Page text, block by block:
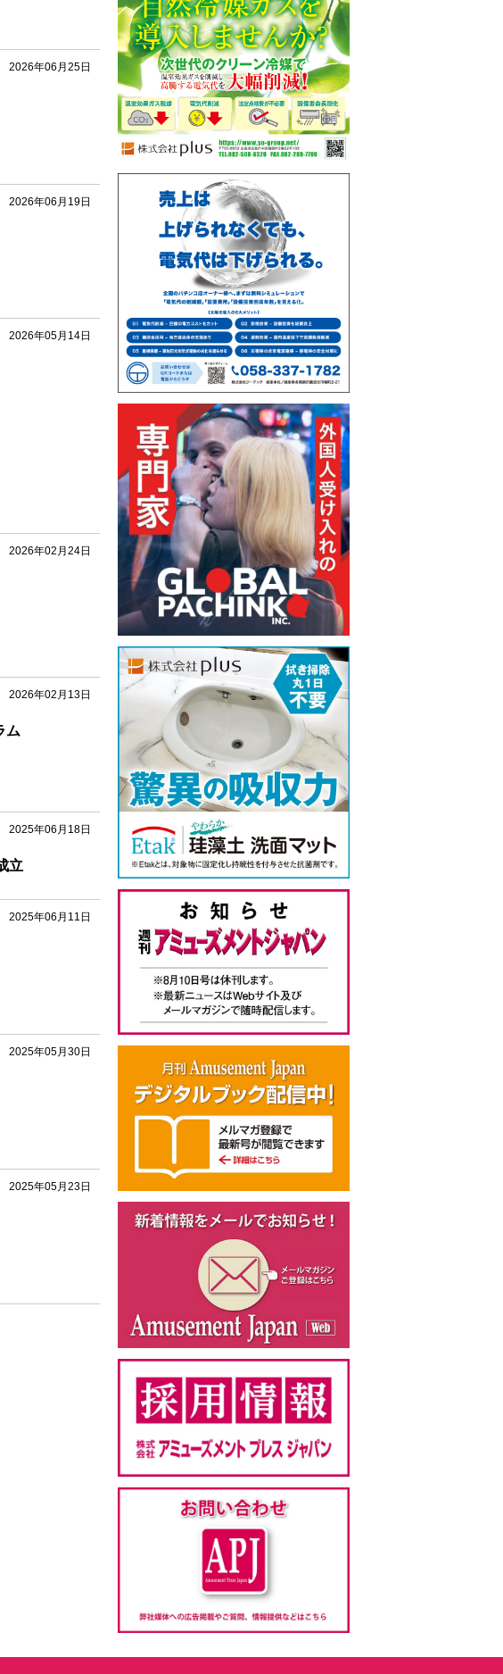
2026年06月25日
2026年06月19日
2026年05月14日
2026年02月24日
2026年02月13日
ム
2025年06月18日
立
2025年06月11日
2025年05月30日
2025年05月23日